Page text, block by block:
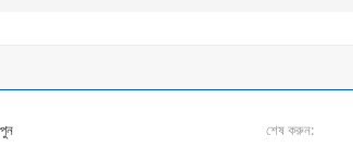
শেষ করুন: